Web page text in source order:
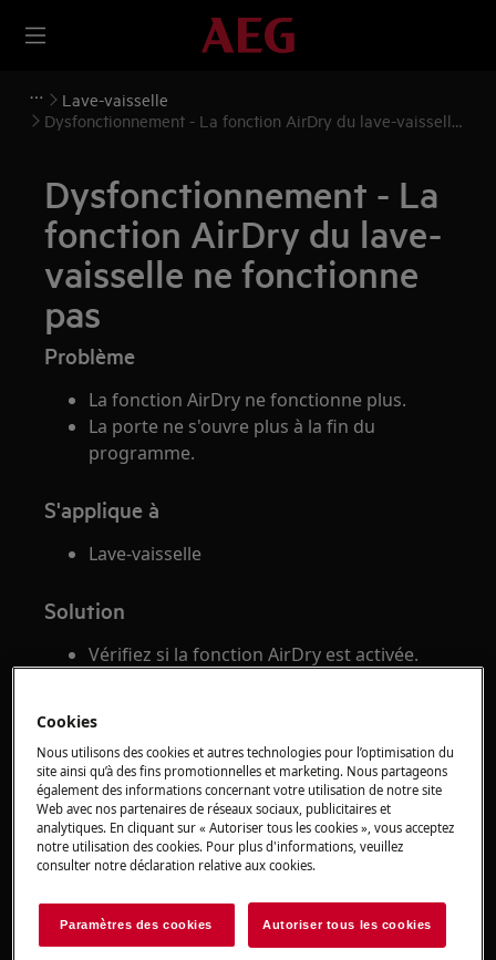
Lave-vaisselle
Dysfonctionnement - La fonction AirDry du lave-vaisselle
Dysfonctionnement - La
fonction AirDry du lave-
vaisselle ne fonctionne
pas
Problème
La fonction AirDry ne fonctionne plus.
La porte ne s'ouvre plus à la fin du
programme.
S'applique à
Lave-vaisselle
Solution
Vérifiez si la fonction AirDry est activée.
Cliquez sur "
droite de cet article.
Vous pourriez également être intéressé
par notre article «Comment puis-je désactiver
la fonction AirDry dans mon lave-vaisselle?».
Suivez les mêmes étapes, mais choisissez
dans le paramètre.
Assurez-vous que le lave-vaisselle est
Cookies
Nous utilisons des cookies et autres technologies pour l’optimisation du
site ainsi qu’à des fins promotionnelles et marketing. Nous partageons
également des informations concernant votre utilisation de notre site
Web avec nos partenaires de réseaux sociaux, publicitaires et
analytiques. En cliquant sur « Autoriser tous les cookies », vous acceptez
notre utilisation des cookies. Pour plus d'informations, veuillez
consulter notre déclaration relative aux cookies.
Paramètres des cookies Autoriser tous les cookies